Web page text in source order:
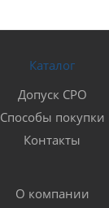
Каталог
Допуск СРО
Способы покупки
Контакты
О компании